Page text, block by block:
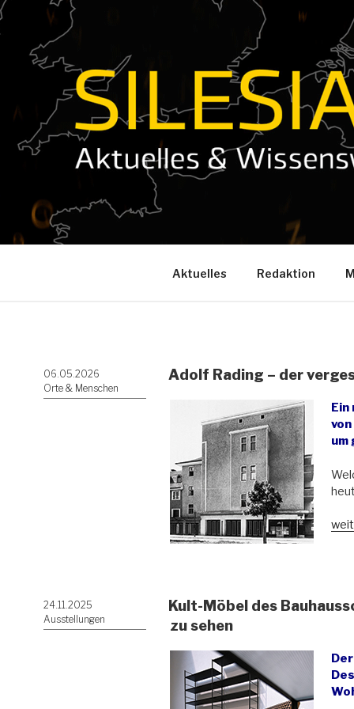
Zum
Inhalt
springen
Aktuelles Redaktion
Veröffentlicht
am
06.05.2026
Orte & Menschen
Adolf Rading – der
Ein
um
Veröffentlicht
am
24.11.2025
Ausstellungen
Kult-Möbel des
zu sehen